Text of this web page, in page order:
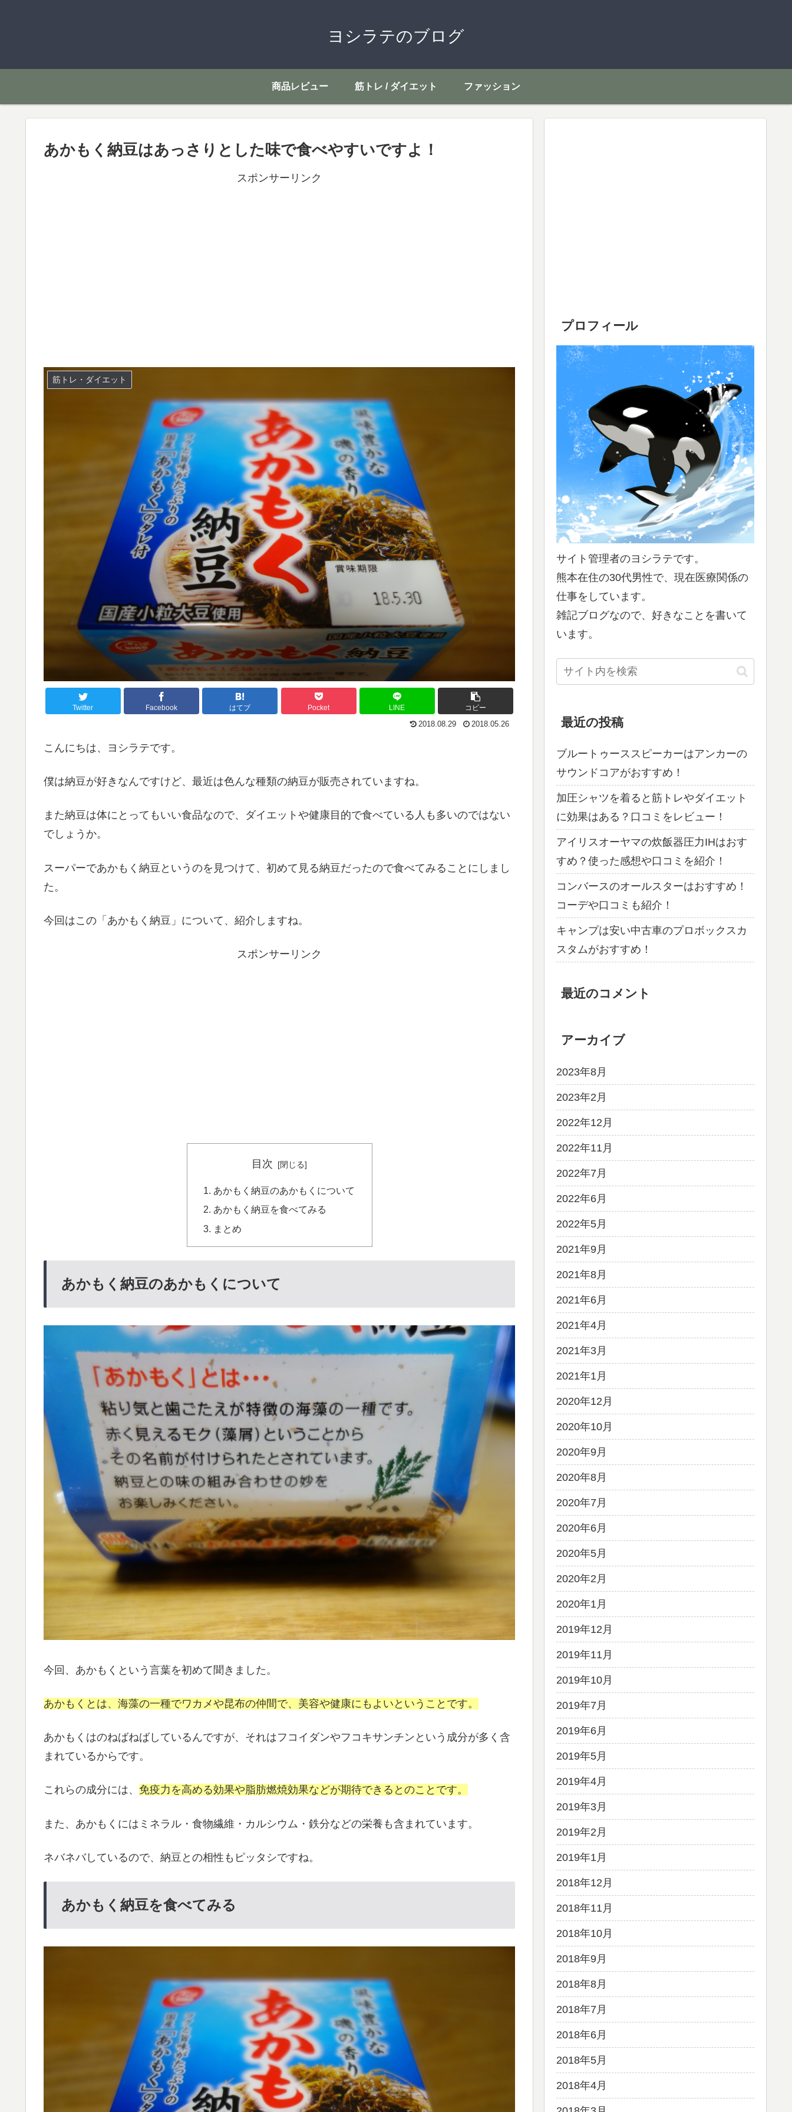
ヨシラテのブログ
商品レビュー 筋トレ / ダイエット ファッション
あかもく納豆はあっさりとした味で食べやすいですよ！
スポンサーリンク
筋トレ・ダイエット
Twitter Facebook はてブ Pocket LINE コピー
2018.08.29 2018.05.26
こんにちは、ヨシラテです。
僕は納豆が好きなんですけど、最近は色んな種類の納豆が販売されていますね。
また納豆は体にとってもいい食品なので、ダイエットや健康目的で食べている人も多いのではない
でしょうか。
スーパーであかもく納豆というのを見つけて、初めて見る納豆だったので食べてみることにしまし
た。
今回はこの「あかもく納豆」について、紹介しますね。
スポンサーリンク
目次
あかもく納豆のあかもくについて
あかもく納豆を食べてみる
まとめ
あかもく納豆のあかもくについて
今回、あかもくという言葉を初めて聞きました。
あかもくとは、海藻の一種でワカメや昆布の仲間で、美容や健康にもよいということです。
あかもくはのねばねばしているんですが、それはフコイダンやフコキサンチンという成分が多く含
まれているからです。
これらの成分には、 免疫力を高める効果や脂肪燃焼効果などが期待できるとのことです。
また、あかもくには ミネラル・食物繊維・カルシウム・鉄分などの栄養も含まれています。
ネバネバしているので、納豆との相性もピッタシですね。
あかもく納豆を食べてみる
プロフィール
サイト管理者のヨシラテです。
熊本在住の30代男性で、現在医療関係の
仕事をしています。
雑記ブログなので、好きなことを書いて
います。
最近の投稿
ブルートゥーススピーカーはアンカーの
サウンドコアがおすすめ！
加圧シャツを着ると筋トレやダイエット
に効果はある？口コミをレビュー！
アイリスオーヤマの炊飯器圧力IHはおす
すめ？使った感想や口コミを紹介！
コンバースのオールスターはおすすめ！
コーデや口コミも紹介！
キャンプは安い中古車のプロボックスカ
スタムがおすすめ！
最近のコメント
アーカイブ
2023年8月
2023年2月
2022年12月
2022年11月
2022年7月
2022年6月
2022年5月
2021年9月
2021年8月
2021年6月
2021年4月
2021年3月
2021年1月
2020年12月
2020年10月
2020年9月
2020年8月
2020年7月
2020年6月
2020年5月
2020年2月
2020年1月
2019年12月
2019年11月
2019年10月
2019年7月
2019年6月
2019年5月
2019年4月
2019年3月
2019年2月
2019年1月
2018年12月
2018年11月
2018年10月
2018年9月
2018年8月
2018年7月
2018年6月
2018年5月
2018年4月